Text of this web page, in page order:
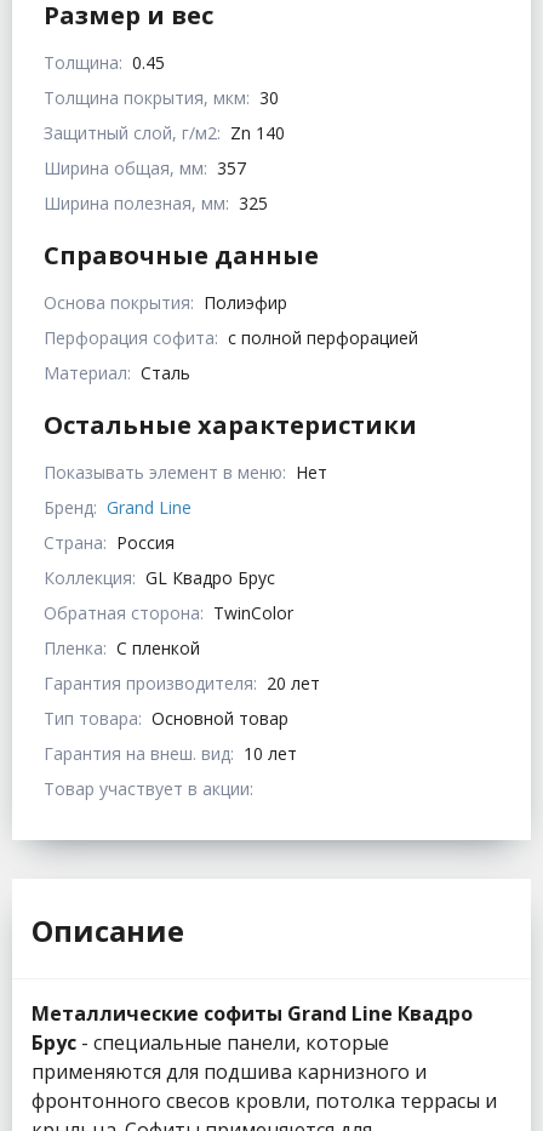
Размер и вес
Толщина: 0.45
Толщина покрытия, мкм: 30
Защитный слой, г/м2: Zn 140
Ширина общая, мм: 357
Ширина полезная, мм: 325
Справочные данные
Основа покрытия: Полиэфир
Перфорация софита: с полной перфорацией
Материал: Сталь
Остальные характеристики
Показывать элемент в меню: Нет
Бренд: Grand Line
Страна: Россия
Коллекция: GL Квадро Брус
Обратная сторона: TwinColor
Пленка: С пленкой
Гарантия производителя: 20 лет
Тип товара: Основной товар
Гарантия на внеш. вид: 10 лет
Товар участвует в акции:
Описание
Металлические софиты Grand Line Квадро
Брус - специальные панели, которые
применяются для подшива карнизного и
фронтонного свесов кровли, потолка террасы и